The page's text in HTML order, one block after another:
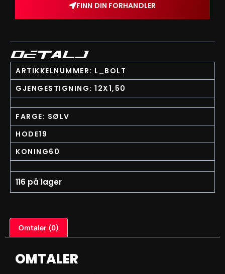
FINN DIN FORHANDLER
DETALJ
ARTIKKELNUMMER: L_BOLT
GJENGESTIGNING: 12X1,50
FARGE: SØLV
HODE19
KONING60
116 på lager
Omtaler (0)
OMTALER